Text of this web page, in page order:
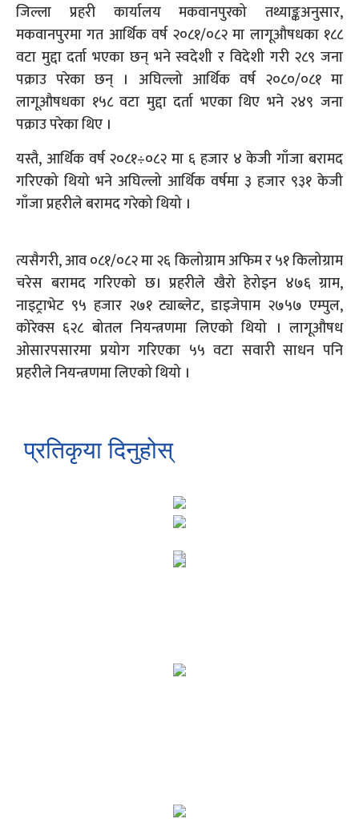
जिल्ला प्रहरी कार्यालय मकवानपुरको तथ्याङ्कअनुसार,
मकवानपुरमा गत आर्थिक वर्ष २०८१/०८२ मा लागूऔषधका १८८
वटा मुद्दा दर्ता भएका छन् भने स्वदेशी र विदेशी गरी २८९ जना
पक्राउ परेका छन् । अघिल्लो आर्थिक वर्ष २०८०/०८१ मा
लागूऔषधका १५८ वटा मुद्दा दर्ता भएका थिए भने २४९ जना
पक्राउ परेका थिए ।
यस्तै, आर्थिक वर्ष २०८१÷०८२ मा ६ हजार ४ केजी गाँजा बरामद
गरिएको थियो भने अघिल्लो आर्थिक वर्षमा ३ हजार ९३१ केजी
गाँजा प्रहरीले बरामद गरेको थियो ।
त्यसैगरी, आव ०८१/०८२ मा २६ किलोग्राम अफिम र ५१ किलोग्राम
चरेस बरामद गरिएको छ। प्रहरीले खैरो हेरोइन ४७६ ग्राम,
नाइट्राभेट ९५ हजार २७१ ट्याब्लेट, डाइजेपाम २७५७ एम्पुल,
कोरेक्स ६२८ बोतल नियन्त्रणमा लिएको थियो । लागूऔषध
ओसारपसारमा प्रयोग गरिएका ५५ वटा सवारी साधन पनि
प्रहरीले नियन्त्रणमा लिएको थियो ।
प्रतिकृया दिनुहोस्